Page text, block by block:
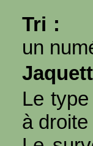
Tri :
un
Le
à